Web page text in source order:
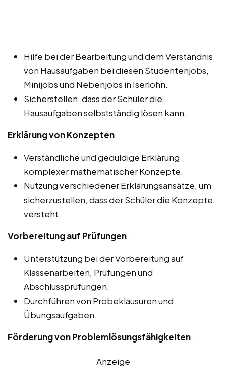
Hilfe bei der Bearbeitung und dem Verständnis
von Hausaufgaben bei diesen Studentenjobs,
Minijobs und Nebenjobs in Iserlohn.
Sicherstellen, dass der Schüler die
Hausaufgaben selbstständig lösen kann.
Erklärung von Konzepten:
Verständliche und geduldige Erklärung
komplexer mathematischer Konzepte.
Nutzung verschiedener Erklärungsansätze, um
sicherzustellen, dass der Schüler die Konzepte
versteht.
Vorbereitung auf Prüfungen:
Unterstützung bei der Vorbereitung auf
Klassenarbeiten, Prüfungen und
Abschlussprüfungen.
Durchführen von Probeklausuren und
Übungsaufgaben.
Förderung von Problemlösungsfähigkeiten:
Anzeige